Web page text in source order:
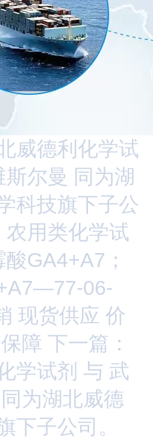
威德利化学试
尔曼 同为湖
科技旗下子公
用类化学试
GA4+A7；
06-
现货供应 价
障 下一篇：
学试剂 与 武
为湖北威德
下子公司。